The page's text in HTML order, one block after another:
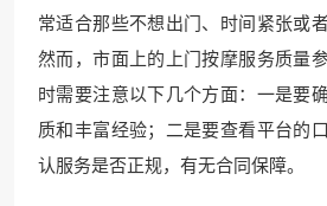
常适合那些不想出门、时间紧张或
然而，市面上的上门按摩服务质量
时需要注意以下几个方面：一是要
质和丰富经验；二是要查看平台的
认服务是否正规，有无合同保障。